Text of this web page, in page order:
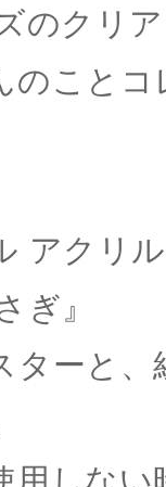
のクリ
のこと
アクリ
ぎ』
ターと